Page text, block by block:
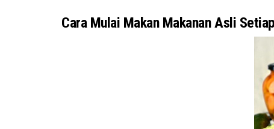
Cara Mulai Makan Makanan Asli